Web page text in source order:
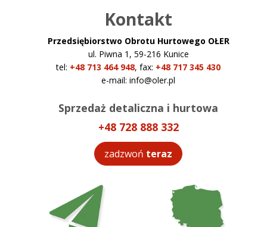
Kontakt
Przedsiębiorstwo Obrotu Hurtowego OŁER
ul. Piwna 1, 59-216 Kunice
tel: +48 713 464 948, fax: +48 717 345 430
e-mail: info@oler.pl
Sprzedaż detaliczna i hurtowa
+48 728 888 332
zadzwoń teraz